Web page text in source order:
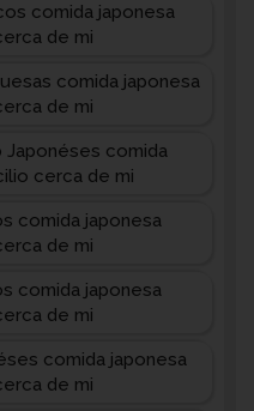
comida japonesa
de mi
comida japonesa
de mi
Japonéses comida
cerca de mi
comida japonesa
de mi
comida japonesa
de mi
comida japonesa
de mi